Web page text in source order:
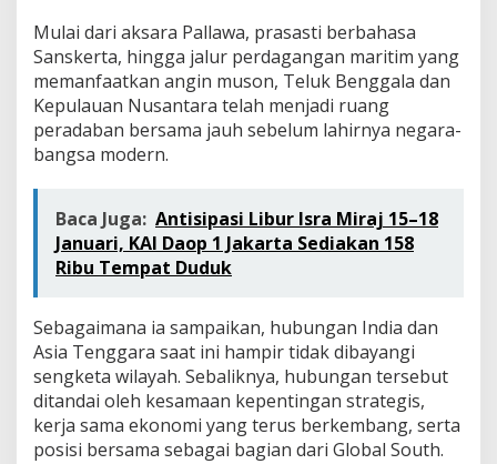
Mulai dari aksara Pallawa, prasasti berbahasa
Sanskerta, hingga jalur perdagangan maritim yang
memanfaatkan angin muson, Teluk Benggala dan
Kepulauan Nusantara telah menjadi ruang
peradaban bersama jauh sebelum lahirnya negara-
bangsa modern.
Baca Juga: Antisipasi Libur Isra Miraj 15–18
Januari, KAI Daop 1 Jakarta Sediakan 158
Ribu Tempat Duduk
Sebagaimana ia sampaikan, hubungan India dan
Asia Tenggara saat ini hampir tidak dibayangi
sengketa wilayah. Sebaliknya, hubungan tersebut
ditandai oleh kesamaan kepentingan strategis,
kerja sama ekonomi yang terus berkembang, serta
posisi bersama sebagai bagian dari Global South.